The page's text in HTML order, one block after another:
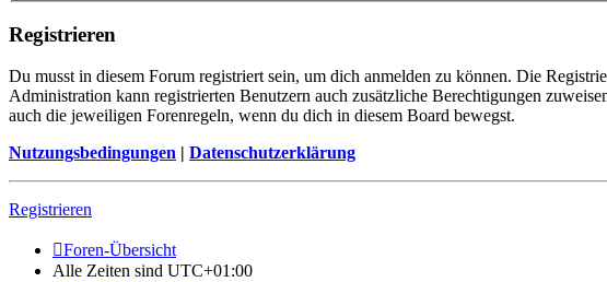
Registrieren
Du musst in diesem Forum registriert sein, um dich anmelden zu können. Die
Administration kann registrierten Benutzern auch zusätzliche Berechtigungen
auch die jeweiligen Forenregeln, wenn du dich in diesem Board bewegst.
Nutzungsbedingungen | Datenschutzerklärung
Registrieren
Foren-Übersicht
Alle Zeiten sind UTC+01:00